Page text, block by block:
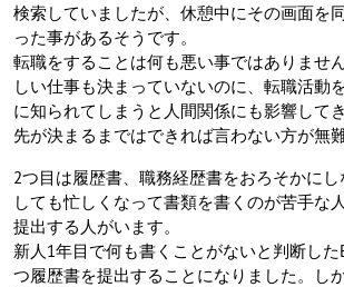
検索していましたが、休憩中にその画面を
った事があるそうです。
転職をすることは何も悪い事ではありませ
しい仕事も決まっていないのに、転職活動
に知られてしまうと人間関係にも影響して
先が決まるまではできれば言わない方が無難
2つ目は履歴書、職務経歴書をおろそかにし
しても忙しくなって書類を書くのが苦手な
提出する人がいます。
新人1年目で何も書くことがないと判断し
つ履歴書を提出することになりました。し